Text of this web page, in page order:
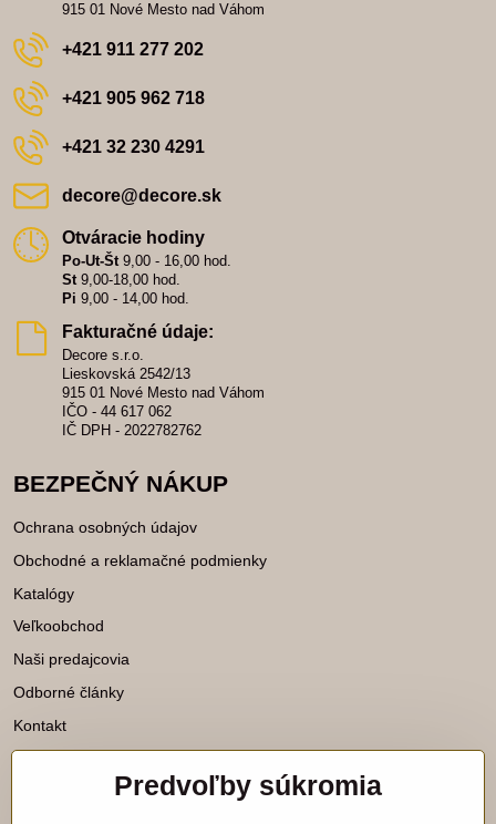
915 01 Nové Mesto nad Váhom
+421 911 277 202
+421 905 962 718
+421 32 230 4291
decore​@decore​.sk
Otváracie hodiny
Po-Ut-Št9,00 - 16,00 hod.
St9,00-18,00 hod.
Pi 9,00 - 14,00 hod.
Fakturačné údaje:
Decore s.r.o.
Lieskovská 2542/13
915 01 Nové Mesto nad Váhom
IČO - 44 617 062
IČ DPH - 2022782762
BEZPEČNÝ NÁKUP
Ochrana osobných údajov
Obchodné a reklamačné podmienky
Katalógy
Veľkoobchod
Naši predajcovia
Odborné články
Kontakt
Katalógy na stiahnutie
Predvoľby súkromia